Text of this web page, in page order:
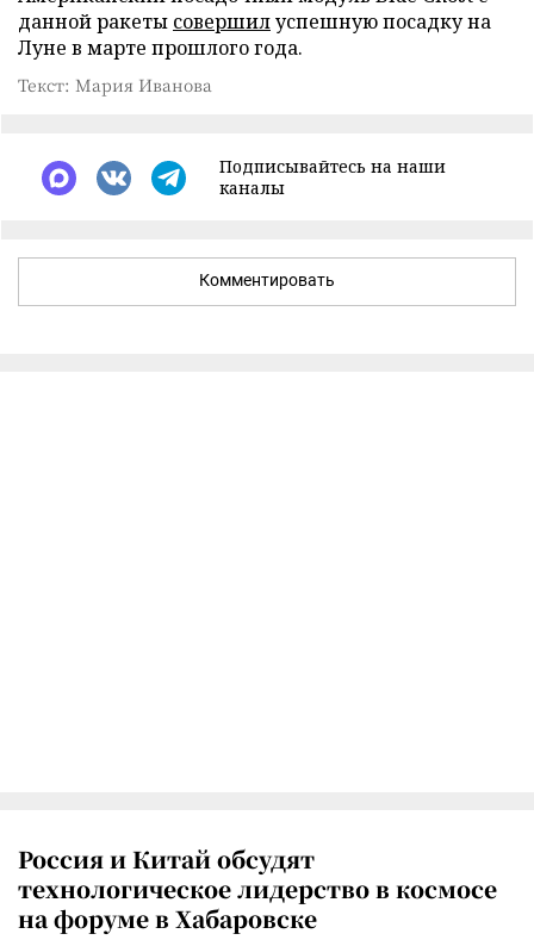
данной ракеты совершилуспешную посадку на
Луне в марте прошлого года.
Текст: Мария Иванова
Подписывайтесь на наши
каналы
Комментировать
Россия и Китай обсудят
технологическое лидерство в космосе
на форуме в Хабаровске